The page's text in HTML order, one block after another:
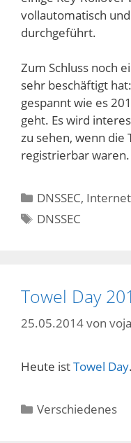
vollautomatisch
durchgeführt.
Zum Schluss noch
sehr beschäftigt
gespannt wie es
geht. Es wird
zu sehen, wenn die
registrierbar waren.
Kategorien
DNSSEC, Internet
Schlagwörter
DNSSEC
Towel Day
25.05.2014von voja
Heute istTowel Day.
Kategorien
Verschiedenes